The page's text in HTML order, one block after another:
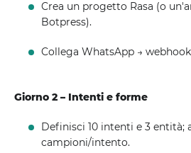
Crea un progetto Rasa (o
Botpress).
Collega WhatsApp →
Giorno 2 – Intenti e forme
Definisci 10 intenti e 3 entità;
campioni/intento.